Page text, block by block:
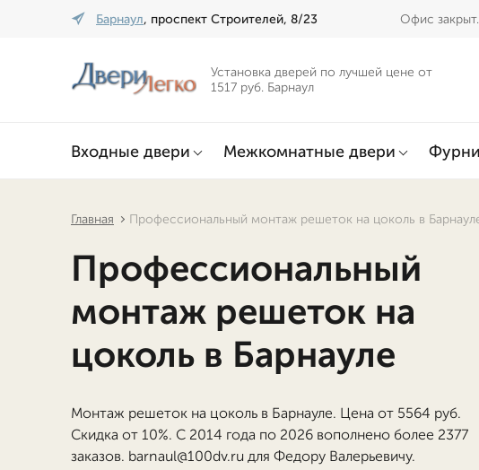
Барнаул, проспект Строителей, 8/23 Офис
Установка дверей по лучшей цене от
1517 руб. Барнаул
Входные двери Межкомнатные двери
Главная Профессиональный монтаж решеток на цоколь в
Профессиональный
монтаж решеток на
цоколь в Барнауле
Монтаж решеток на цоколь в Барнауле. Цена от 5564 руб.
Скидка от 10%. С 2014 года по 2026 вополнено более 2377
заказов. barnaul@100dv.ru для Федору Валерьевичу.